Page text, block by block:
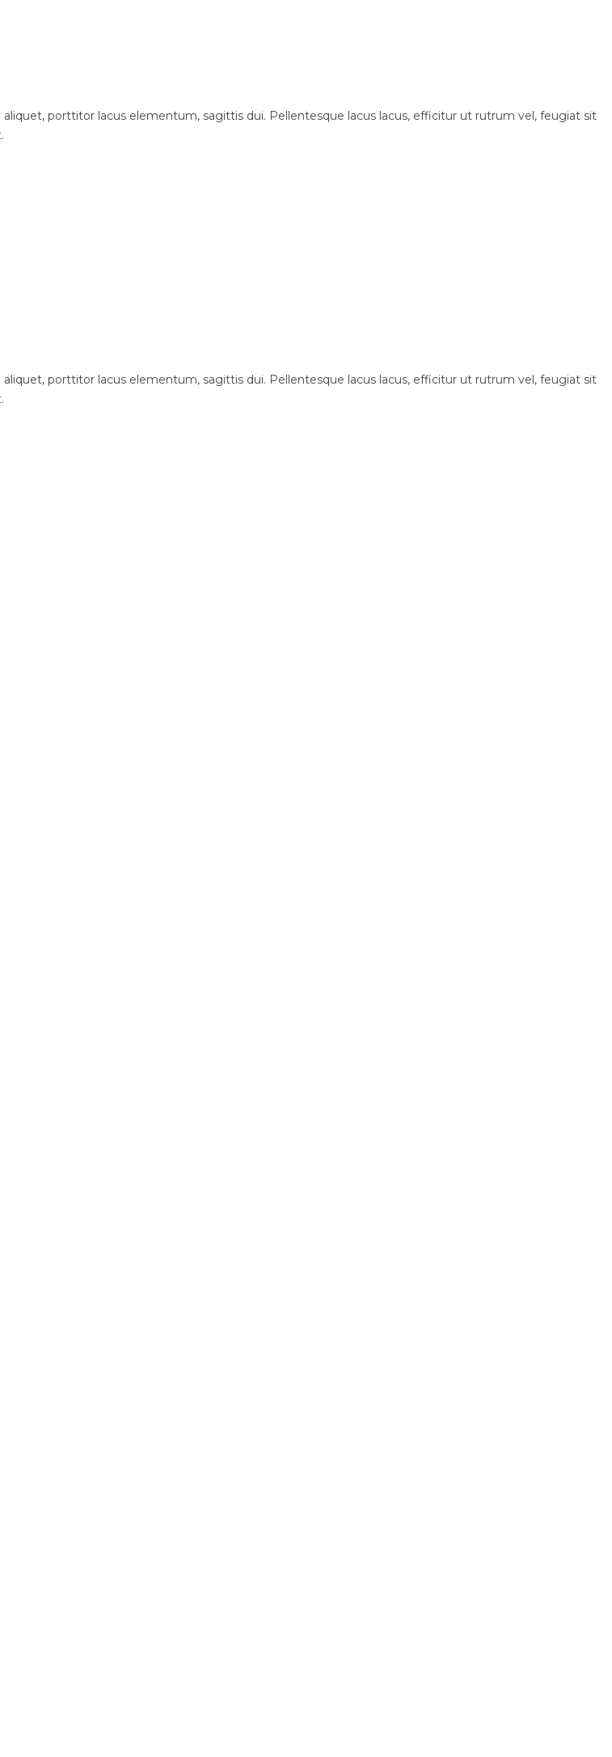
porttitor lacus elementum, sagittis dui. Pellentesque lacus lacus, efficitur ut rutrum vel, feugiat sit
porttitor lacus elementum, sagittis dui. Pellentesque lacus lacus, efficitur ut rutrum vel, feugiat sit